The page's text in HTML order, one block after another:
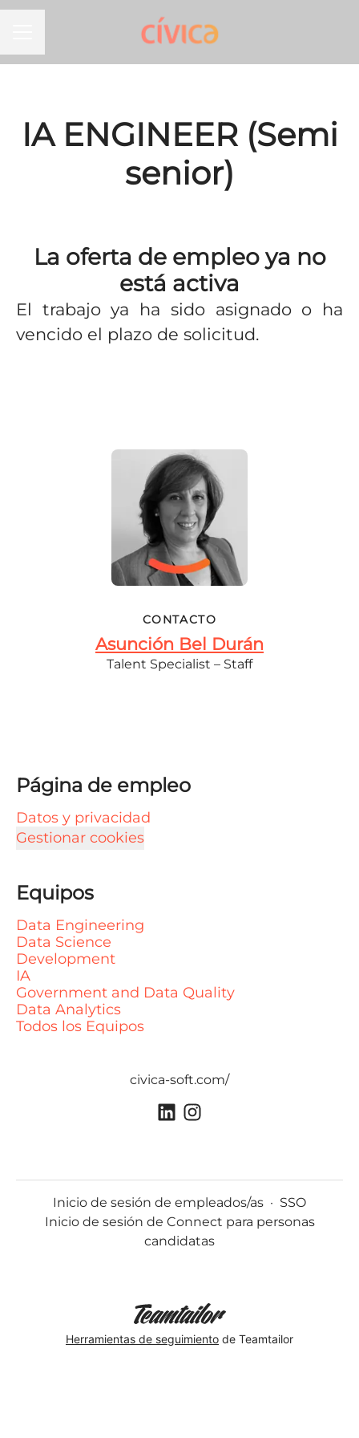
IA ENGINEER (Semi
senior)
La oferta de empleo ya no
está activa
El trabajo ya ha sido asignado o ha
vencido el plazo de solicitud.
CONTACTO
Asunción Bel Durán
Talent Specialist – Staff
Página de empleo
Datos y privacidad
Gestionar cookies
Equipos
Data Engineering
Data Science
Development
IA
Government and Data Quality
Data Analytics
Todos los Equipos
civica-soft.com/
Inicio de sesión de empleados/as · SSO
Inicio de sesión de Connect para personas
candidatas
Herramientas de seguimiento de Teamtailor